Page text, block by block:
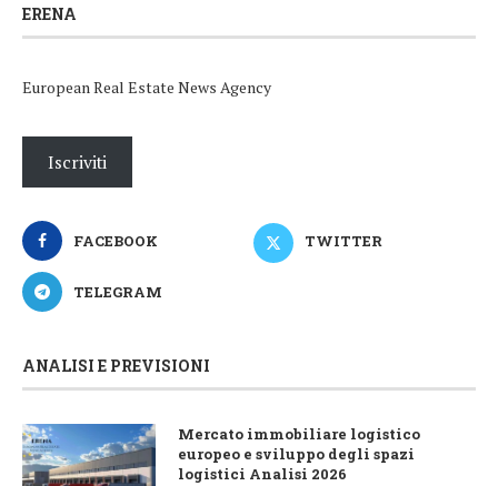
ERENA
European Real Estate News Agency
Iscriviti
FACEBOOK TWITTER
TELEGRAM
ANALISI E PREVISIONI
Mercato immobiliare logistico
europeo e sviluppo degli spazi
logistici Analisi 2026